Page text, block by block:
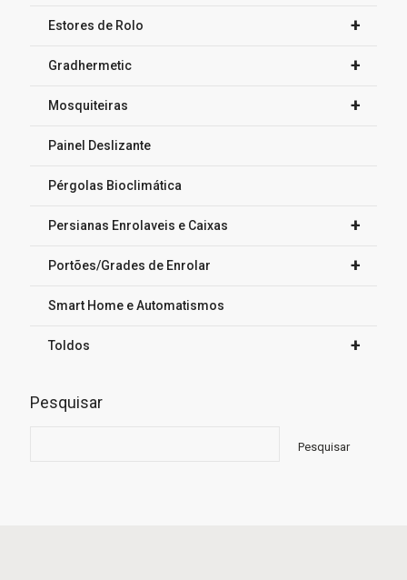
+
Estores de Rolo
+
Gradhermetic
+
Mosquiteiras
Painel Deslizante
Pérgolas Bioclimática
+
Persianas Enrolaveis e Caixas
+
Portões/Grades de Enrolar
Smart Home e Automatismos
+
Toldos
Pesquisar
Pesquisar